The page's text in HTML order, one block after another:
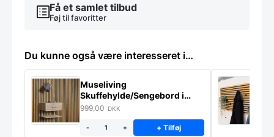
Få et samlet tilbud
Føj til favoritter
Du kunne også være interesseret i…
Museliving
Skuffehylde/Sengebord i
massiv eg
999,00 DKK
- + + Tilføj